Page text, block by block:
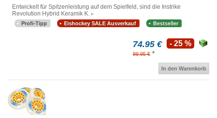
Entwickelt für Spitzenleistung auf dem Spielfeld, sind die Instrike
Revolution Hybrid Keramik K.
Profi-Tipp Eishockey SALE Ausverkauf Bestseller
74.95 €
99.95 € *
- 25 %
In den Warenkorb